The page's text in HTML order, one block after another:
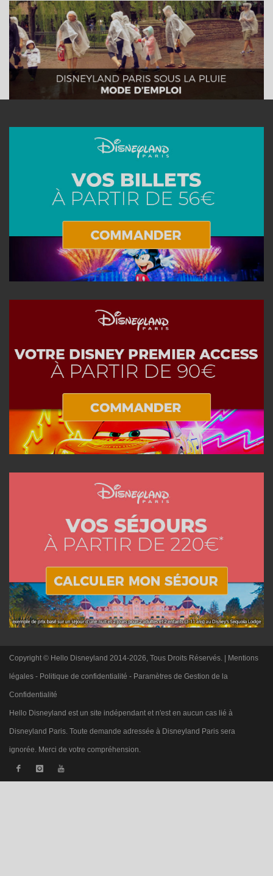
Copyright © Hello Disneyland 2014-2026, Tous Droits Réservés. | Mentions
légales - Politique de confidentialité - Paramètres de Gestion de la
Confidentialité
Hello Disneyland est un site indépendant et n'est en aucun cas lié à
Disneyland Paris. Toute demande adressée à Disneyland Paris sera
ignorée. Merci de votre compréhension.